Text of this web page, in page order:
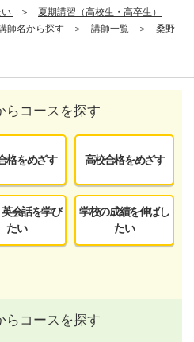
夏期講習（高校生・高卒生）
師名から探す 講師一覧
桑野
らコースを探す
格をめざす 高校合格をめざす
会話を学び
たい
学校の成績を伸ばし
たい
らコースを探す